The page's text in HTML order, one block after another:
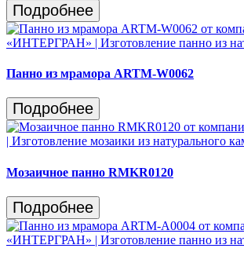
Подробнее
Панно из мрамора ARTM-W0062
Подробнее
Мозаичное панно RMKR0120
Подробнее